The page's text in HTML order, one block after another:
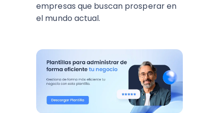
empresas que buscan prosperar en
el mundo actual.